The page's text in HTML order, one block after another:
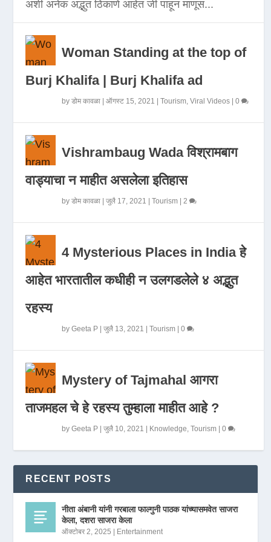
अशी अनेक अद्भुत ठिकाणे आहेत जी पाहून माणूस...
Woman Standing at the top of
Burj Khalifa | Burj Khalifa ad
byडोम कावळा |ऑगस्ट 15, 2021 |Tourism,Viral Videos |0
Vishrambaug Wada विश्रामबाग
वाड्याचा न माहीत असलेला इतिहास
byडोम कावळा |जुलै 17, 2021 |Tourism |2
4 Mysterious Places in India हे
आहेत भारतातील कधीही न उलगडलेले ४ अद्भुत
रहस्य
byGeeta P |जुलै 13, 2021 |Tourism |0
Mystery of Tajmahal आगरा
ताजमहल चे हे रहस्य तुम्हाला माहीत आहे ?
byGeeta P |जुलै 10, 2021 Knowledge,Tourism |0
RECENT POSTS
नीता अंबानी यांनी गरबाला फाल्गुनी पाठक यांच्यासमवेत साजरा
केला, दशरा साजरा केला
ऑक्टोबर 2, 2025 Entertainment